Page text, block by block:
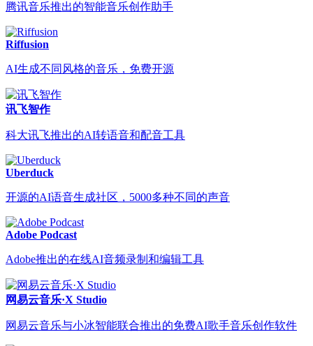
腾讯音乐推出的智能音乐创作助手
Riffusion
AI生成不同风格的音乐，免费开源
讯飞智作
科大讯飞推出的AI转语音和配音工具
Uberduck
开源的AI语音生成社区，5000多种不同的声音
Adobe Podcast
Adobe推出的在线AI音频录制和编辑工具
网易云音乐·X Studio
网易云音乐与小冰智能联合推出的免费AI歌手音乐创作软件